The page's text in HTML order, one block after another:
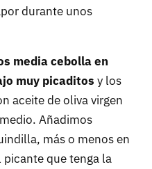
durante unos
media cebolla en
muy picaditos y los
aceite de oliva virgen
Añadimos
más o menos en
que tenga la